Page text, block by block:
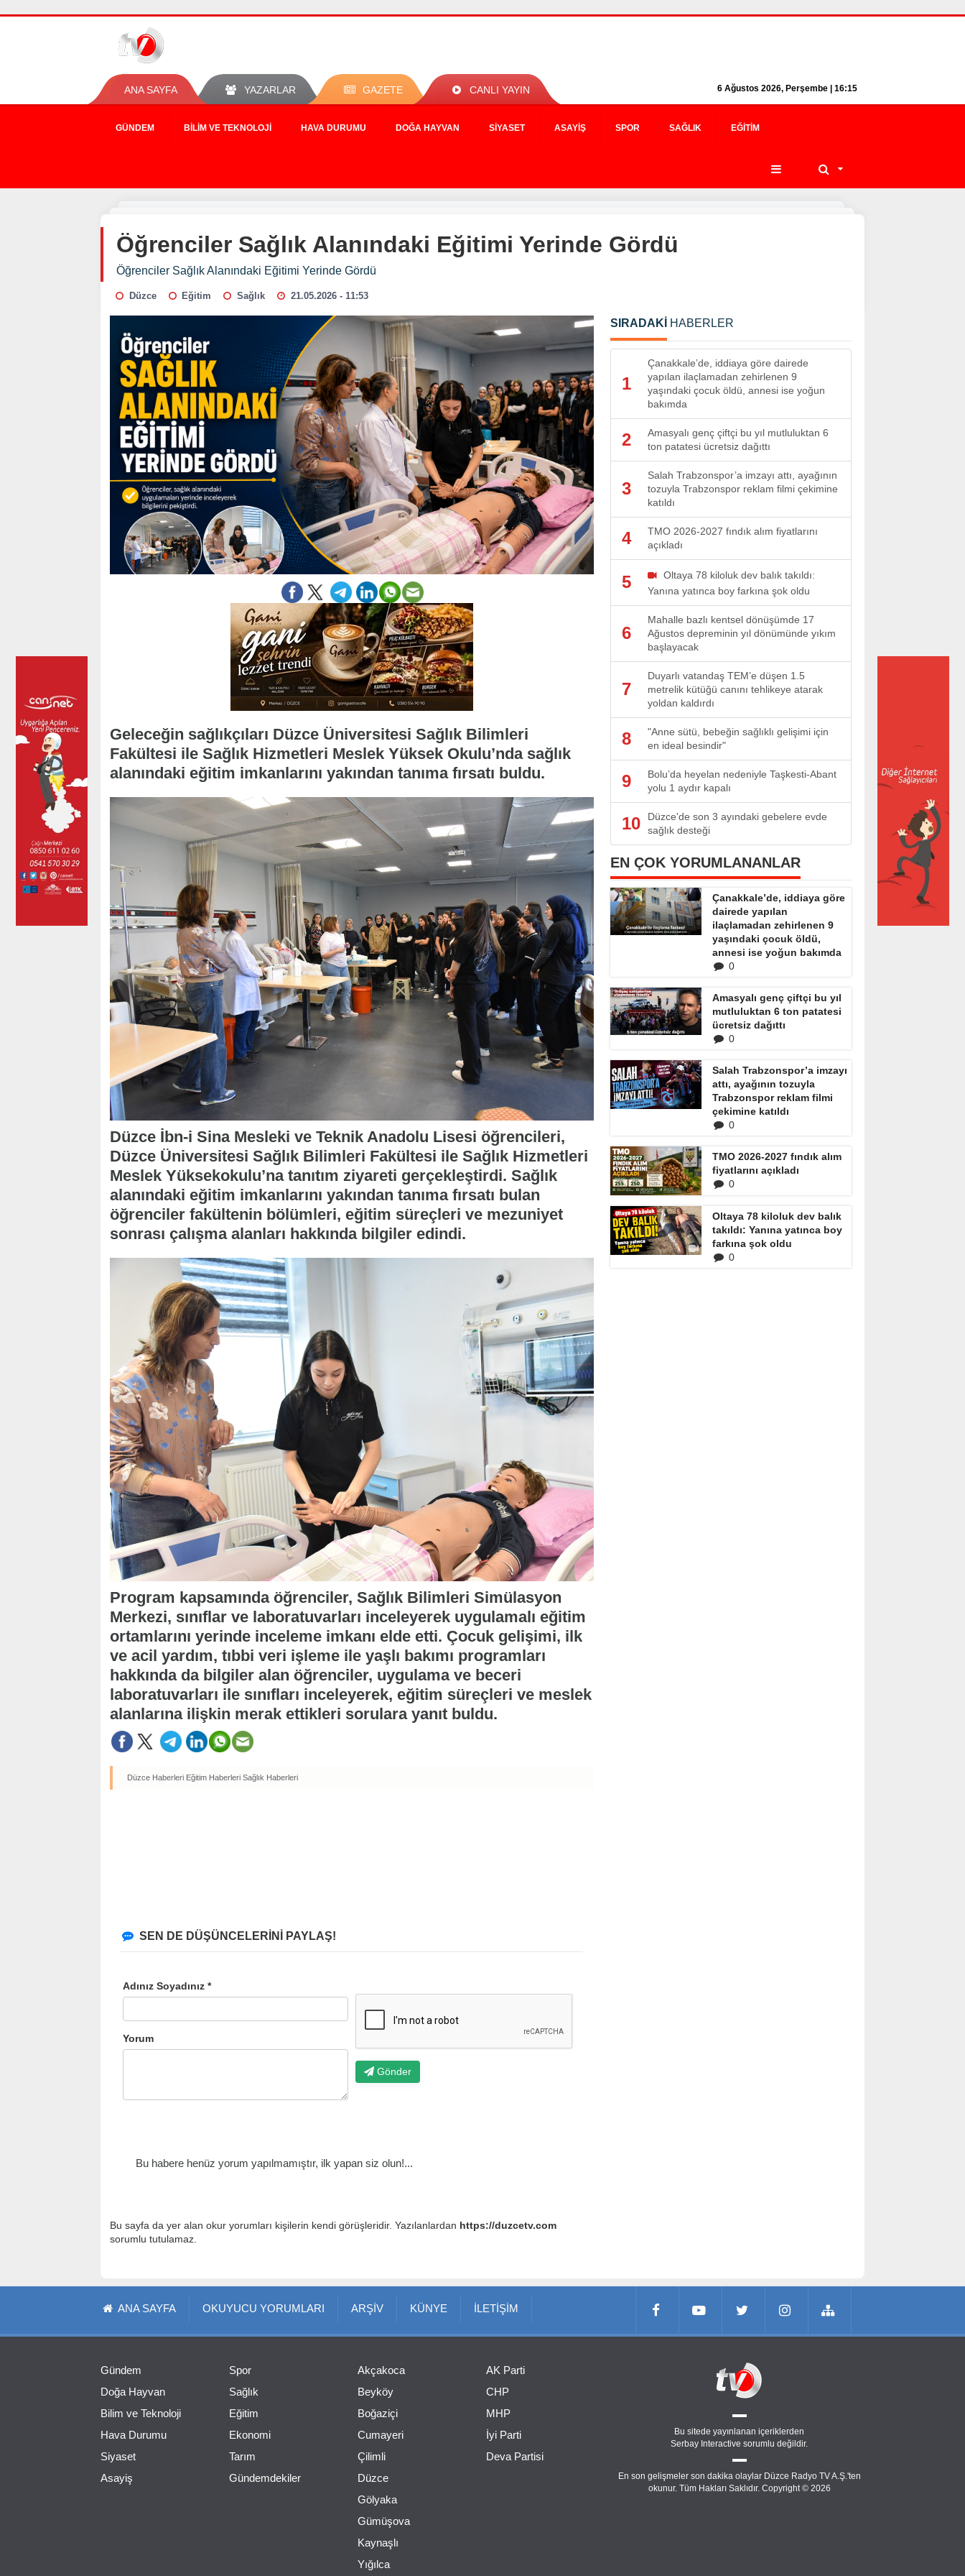
ANA SAYFA YAZARLAR GAZETE CANLI YAYIN 6 Ağustos 2026, Perşembe | 16:15
GÜNDEM BILIM VE TEKNOLOJI HAVA DURUMU DOĞA HAYVAN SIYASET ASAYIŞ SPOR SAĞLIK EĞITIM
Öğrenciler Sağlık Alanındaki Eğitimi Yerinde Gördü
Öğrenciler Sağlık Alanındaki Eğitimi Yerinde Gördü
Düzce Eğitim Sağlık 21.05.2026 - 11:53
Geleceğin sağlıkçıları Düzce Üniversitesi Sağlık Bilimleri
Fakültesi ile Sağlık Hizmetleri Meslek Yüksek Okulu’nda sağlık
alanındaki eğitim imkanlarını yakından tanıma fırsatı buldu.
Düzce İbn-i Sina Mesleki ve Teknik Anadolu Lisesi öğrencileri,
Düzce Üniversitesi Sağlık Bilimleri Fakültesi ile Sağlık Hizmetleri
Meslek Yüksekokulu’na tanıtım ziyareti gerçekleştirdi. Sağlık
alanındaki eğitim imkanlarını yakından tanıma fırsatı bulan
öğrenciler fakültenin bölümleri, eğitim süreçleri ve mezuniyet
sonrası çalışma alanları hakkında bilgiler edindi.
Program kapsamında öğrenciler, Sağlık Bilimleri Simülasyon
Merkezi, sınıflar ve laboratuvarları inceleyerek uygulamalı eğitim
ortamlarını yerinde inceleme imkanı elde etti. Çocuk gelişimi, ilk
ve acil yardım, tıbbi veri işleme ile yaşlı bakımı programları
hakkında da bilgiler alan öğrenciler, uygulama ve beceri
laboratuvarları ile sınıfları inceleyerek, eğitim süreçleri ve meslek
alanlarına ilişkin merak ettikleri sorulara yanıt buldu.
Düzce Haberleri Eğitim Haberleri Sağlık Haberleri
SEN DE DÜŞÜNCELERİNİ PAYLAŞ!
Adınız Soyadınız *
Yorum
Gönder
Bu habere henüz yorum yapılmamıştır, ilk yapan siz olun!...
Bu sayfa da yer alan okur yorumları kişilerin kendi görüşleridir. Yazılanlardan https://duzcetv.com
sorumlu tutulamaz.
SIRADAKİ HABERLER
1
Çanakkale’de, iddiaya göre dairede
yapılan ilaçlamadan zehirlenen 9
yaşındaki çocuk öldü, annesi ise yoğun
bakımda
2
Amasyalı genç çiftçi bu yıl mutluluktan 6
ton patatesi ücretsiz dağıttı
3
Salah Trabzonspor’a imzayı attı, ayağının
tozuyla Trabzonspor reklam filmi çekimine
katıldı
4
TMO 2026-2027 fındık alım fiyatlarını
açıkladı
5
Oltaya 78 kiloluk dev balık takıldı:
Yanına yatınca boy farkına şok oldu
6
Mahalle bazlı kentsel dönüşümde 17
Ağustos depreminin yıl dönümünde yıkım
başlayacak
7
Duyarlı vatandaş TEM’e düşen 1.5
metrelik kütüğü canını tehlikeye atarak
yoldan kaldırdı
8
"Anne sütü, bebeğin sağlıklı gelişimi için
en ideal besindir"
9
Bolu’da heyelan nedeniyle Taşkesti-Abant
yolu 1 aydır kapalı
10
Düzce'de son 3 ayındaki gebelere evde
sağlık desteği
EN ÇOK YORUMLANANLAR
Çanakkale’de, iddiaya göre
dairede yapılan
ilaçlamadan zehirlenen 9
yaşındaki çocuk öldü,
annesi ise yoğun bakımda
0
Amasyalı genç çiftçi bu yıl
mutluluktan 6 ton patatesi
ücretsiz dağıttı
0
Salah Trabzonspor’a imzayı
attı, ayağının tozuyla
Trabzonspor reklam filmi
çekimine katıldı
0
TMO 2026-2027 fındık alım
fiyatlarını açıkladı
0
Oltaya 78 kiloluk dev balık
takıldı: Yanına yatınca boy
farkına şok oldu
0
ANA SAYFA OKUYUCU YORUMLARI ARŞİV KÜNYE İLETİŞİM
Gündem
Doğa Hayvan
Bilim ve Teknoloji
Hava Durumu
Siyaset
Asayiş
Spor
Sağlık
Eğitim
Ekonomi
Tarım
Gündemdekiler
Akçakoca
Beyköy
Boğaziçi
Cumayeri
Çilimli
Düzce
Gölyaka
Gümüşova
Kaynaşlı
Yığılca
AK Parti
CHP
MHP
İyi Parti
Deva Partisi
Bu sitede yayınlanan içeriklerden
Serbay Interactive sorumlu değildir.
En son gelişmeler son dakika olaylar Düzce Radyo TV A.Ş.'ten
okunur. Tüm Hakları Saklıdır. Copyright © 2026